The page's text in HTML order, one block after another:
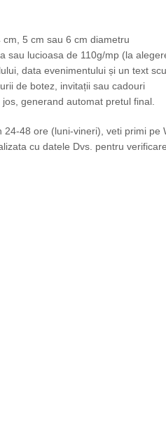
cm, 5 cm sau 6 cm diametru
sau lucioasa de 110g/mp (la
data evenimentului și un text
de botez, invitații sau cadouri
generand automat pretul final.
24-48 ore (luni-vineri), veti primi pe
cu datele Dvs. pentru